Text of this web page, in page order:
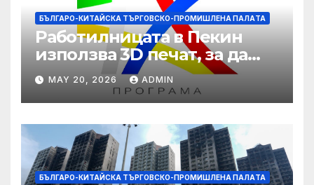
БЪЛГАРО-КИТАЙСКА ТЪРГОВСКО-ПРОМИШЛЕНА ПАЛAТА
Работилницата в Пекин
използва 3D печат, за да
даде възможност на
работниците с увреждания
MAY 20, 2026 ADMIN
БЪЛГАРО-КИТАЙСКА ТЪРГОВСКО-ПРОМИШЛЕНА ПАЛAТА